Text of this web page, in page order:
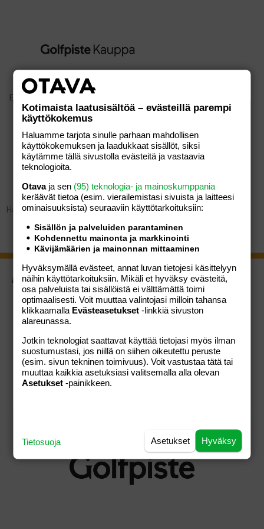
Etusivu / Seurat
SEURAT
Hakusi ei tuottanut tuloksia.
Muokkaa evästeasetuksia
KAUPAN EHDOT
Verkkokaupan ehdot
Otavamedian yleiset ehdot
ASIAKASPALVELU
Usein kysytyt kysymykset
Palautusoikeus
Kotimaista laatusisältöä – evästeillä parempi
käyttökokemus
Haluamme tarjota sinulle parhaan mahdollisen
käyttökokemuksen ja laadukkaat sisällöt, siksi
käytämme tällä sivustolla evästeitä ja vastaavia
teknologioita.
Otavaja sen (95) teknologia- ja mainoskumppania
keräävät tietoa (esim. vierailemis­tasi sivuista ja laitteesi
ominaisuuk­sista) seuraaviin käyttötarkoituksiin:
Sisällön ja palveluiden parantaminen
Kohdennettu mainonta ja markkinointi
Kävijämäärien ja mainonnan mittaaminen
Hyväksymällä evästeet, annat luvan tietojesi käsittelyyn
näihin käyttötarkoituksiin. Mikäli et hyväksy evästeitä,
osa palveluista tai sisällöistä ei välttämättä toimi
optimaalisesti. Voit muuttaa valintojasi milloin tahansa
klikkaamalla Evästeasetukset -linkkiä sivuston
alareunassa.
Jotkin teknologiat saattavat käyttää tietojasi myös ilman
suostumustasi, jos niillä on siihen oikeutettu peruste
(esim. sivun tekninen toimivuus). Voit vastustaa tätä tai
muuttaa kaikkia asetuksiasi valitsemalla alla olevan
Asetukset -painikkeen.
Hyväksy
Asetukset
Tietosuoja